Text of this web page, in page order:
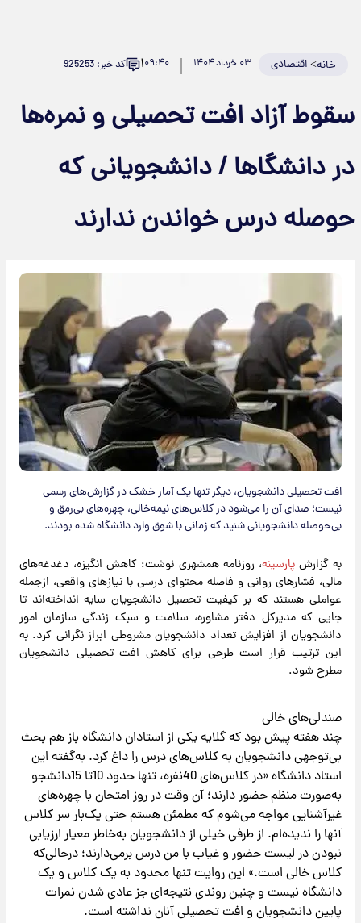
خانه>اقتصادی ۰۳ خرداد ۱۴۰۴ ۰۹:۴۰۱ کد خبر: 925253
سقوط آزاد افت تحصیلی و نمره‌ها
در دانشگاها / دانشجویانی که
حوصله درس خواندن ندارند
افت تحصیلی دانشجویان، دیگر تنها یک آمار خشک در گزارش‌های رسمی
نیست؛ صدای آن را می‌شود در کلاس‌های نیمه‌خالی، چهره‌های بی‌رمق و
بی‌حوصله دانشجویانی شنید که زمانی با شوق وارد دانشگاه شده بودند.
به گزارشپارسینه، روزنامه همشهری نوشت: کاهش انگیزه، دغدغه‌های
مالی، فشارهای روانی و فاصله محتوای درسی با نیازهای واقعی، ازجمله
عواملی هستند که بر کیفیت تحصیل دانشجویان سایه انداخته‌اند تا
جایی که مدیرکل دفتر مشاوره، سلامت و سبک زندگی سازمان امور
دانشجویان از افزایش تعداد دانشجویان مشروطی ابراز نگرانی کرد. به
این ترتیب قرار است طرحی برای کاهش افت تحصیلی دانشجویان
مطرح شود.
صندلی‌های خالی
چند هفته پیش بود که گلایه یکی از استادان دانشگاه باز هم بحث
بی‌توجهی دانشجویان به کلاس‌های درس را داغ کرد. به‌گفته این
استاد دانشگاه «در کلاس‌های 40نفره، تنها حدود 10تا 15دانشجو
به‌صورت منظم حضور دارند؛ آن وقت در روز امتحان با چهره‌های
غیرآشنایی مواجه می‌شوم که مطمئن هستم حتی یک‌بار سر کلاس
آنها را ندیده‌ام. از طرفی خیلی از دانشجویان به‌خاطر معیار ارزیابی
نبودن در لیست حضور و غیاب با من درس برمی‌دارند؛ درحالی‌که
کلاس خالی است.» این روایت تنها محدود به یک کلاس و یک
دانشگاه نیست و چنین روندی نتیجه‌ای جز عادی شدن نمرات
پایین دانشجویان و افت تحصیلی آنان نداشته است.